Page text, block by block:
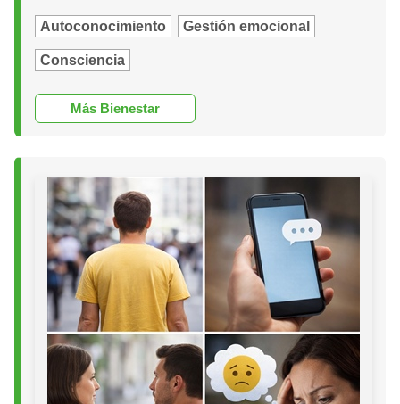
Autoconocimiento Gestión emocional
Consciencia
Más Bienestar